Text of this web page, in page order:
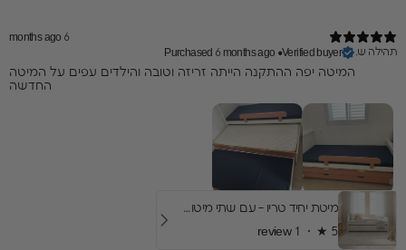
6 months ago
תהילה ש.
Verified buyer
•
Purchased 6 months ago
המיטה יפה ההתקנה הייתה זריזה וטובה והילדים עפים על המיטה
החדשה
מיטת יחיד טריו - עם שתי מיטות חבר
5
★ ·
1 review